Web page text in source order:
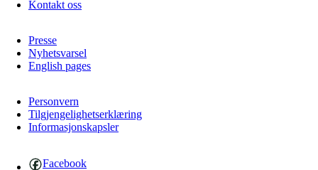
Kontakt oss
Presse
Nyhetsvarsel
English pages
Personvern
Tilgjengelighetserklæring
Informasjonskapsler
Facebook